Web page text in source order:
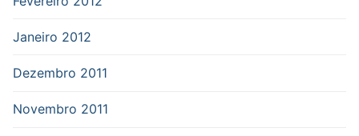
Janeiro 2012
Dezembro 2011
Novembro 2011